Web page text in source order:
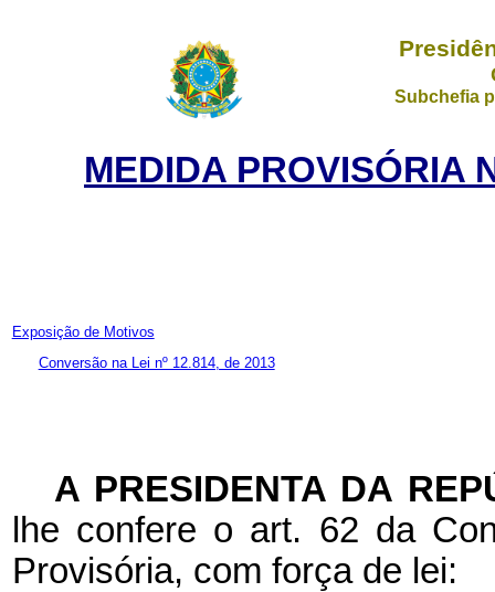
Subchefia
MEDIDA PROVISÓRIA
Exposição de Motivos
Conversão na Lei nº 12.814, de 2013
A PRESIDENTA DA
lhe confere o art. 62 da
Provisória, com força de lei: